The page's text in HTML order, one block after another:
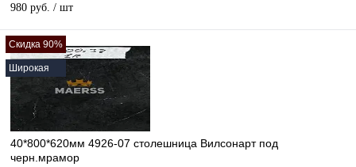
980 руб. / шт
Скидка 90%
Широкая
40*800*620мм 4926-07 столешница Вилсонарт под
черн.мрамор